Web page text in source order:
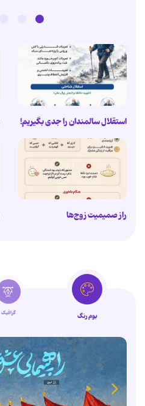
استقلال سالمندان را جدی بگیریم!
راز صمیمیت زوج‌ها
بوم رنگ گرافیک